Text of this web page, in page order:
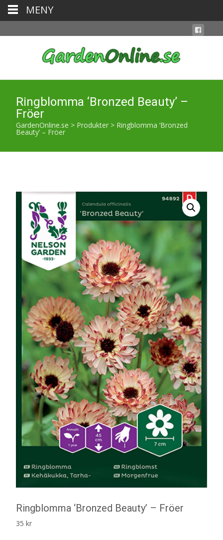
Ringblomma ‘Bronzed Beauty’ –
Fröer
GardenOnline.se > Produkter > Ringblomma ‘Bronzed
Beauty’ – Fröer
Ringblomma ‘Bronzed Beauty’ – Fröer
35 kr
MENY